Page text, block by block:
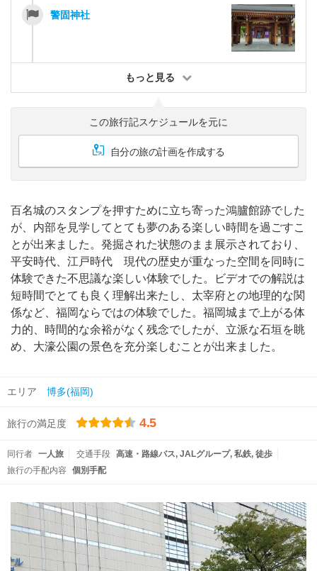
警固神社
もっと見る
この旅行記スケジュールを元に
自分の旅の計画を作成する
百名城のスタンプを押すために立ち寄った鴻臚館跡でした
が、内部を見学してとても夢のある楽しい時間を過ごすこ
とが出来ました。発掘された状態のまま展示されており、
平安時代、江戸時代 現代の歴史が重なった空間を同時に
体験できた不思議な楽しい体験でした。ビデオでの解説は
短時間でとても良く理解出来たし、太宰府との地理的な関
係など、福岡ならではの体験でした。福岡城まで上がる体
力的、時間的な余裕がなく残念でしたが、立派な石垣を眺
め、大濠公園の景色を充分楽しむことが出来ました。
エリア 博多(福岡)
旅行の満足度 4.5
同行者 一人旅 交通手段 高速・路線バス JALグループ 私鉄 徒歩
旅行の手配内容
個別手配